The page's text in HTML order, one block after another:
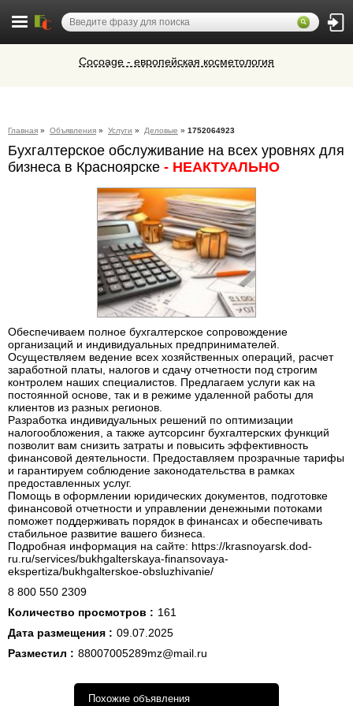
Алюминиевые окна, витражи,
фасадное остекление,
фонари из профиля СИАЛ (Россия)
Cocoage - европейская косметология
предлагает большой выбор
ветеринарных препаратов и товаров
для животных.
Главная » Объявления » Услуги » Деловые » 1752064923
Бухгалтерское обслуживание на всех уровнях для
бизнеса в Красноярске - НЕАКТУАЛЬНО
Обеспечиваем полное бухгалтерское сопровождение
организаций и индивидуальных предпринимателей.
Осуществляем ведение всех хозяйственных операций, расчет
заработной платы, налогов и сдачу отчетности под строгим
контролем наших специалистов. Предлагаем услуги как на
постоянной основе, так и в режиме удаленной работы для
клиентов из разных регионов.
Разработка индивидуальных решений по оптимизации
налогообложения, а также аутсорсинг бухгалтерских функций
позволит вам снизить затраты и повысить эффективность
финансовой деятельности. Предоставляем прозрачные тарифы
и гарантируем соблюдение законодательства в рамках
предоставленных услуг.
Помощь в оформлении юридических документов, подготовке
финансовой отчетности и управлении денежными потоками
поможет поддерживать порядок в финансах и обеспечивать
стабильное развитие вашего бизнеса.
Подробная информация на сайте: https://krasnoyarsk.dod-
ru.ru/services/bukhgalterskaya-finansovaya-
ekspertiza/bukhgalterskoe-obsluzhivanie/
8 800 550 2309
Количество просмотров : 161
Дата размещения : 09.07.2025
Разместил : 88007005289mz@mail.ru
Похожие объявления